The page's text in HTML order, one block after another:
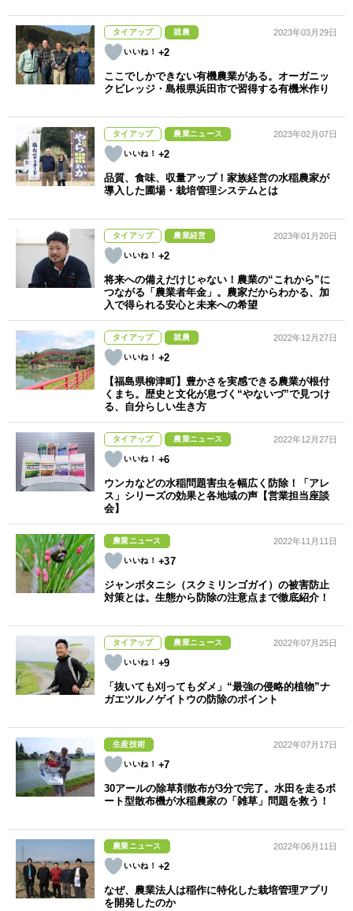
タイアップ 就農
+2
2023年03月29日
ここでしかできない有機農業がある。オーガニッ
クビレッジ・島根県浜田市で習得する有機米作り
タイアップ 農業ニュース
+2
2023年02月07日
品質、食味、収量アップ！家族経営の水稲農家が
導入した圃場・栽培管理システムとは
タイアップ 農業経営
+2
2023年01月20日
将来への備えだけじゃない！農業の“これから”に
つながる「農業者年金」。農家だからわかる、加
入で得られる安心と未来への希望
タイアップ 就農
+2
2022年12月27日
【福島県柳津町】豊かさを実感できる農業が根付
くまち。歴史と文化が息づく“やないづ”で見つけ
る、自分らしい生き方
タイアップ 農業ニュース
+6
2022年12月27日
ウンカなどの水稲問題害虫を幅広く防除！「アレ
ス」シリーズの効果と各地域の声【営業担当座談
会】
農業ニュース
+37
2022年11月11日
ジャンボタニシ（スクミリンゴガイ）の被害防止
対策とは。生態から防除の注意点まで徹底紹介！
タイアップ 農業ニュース
+9
2022年07月25日
「抜いても刈ってもダメ」“最強の侵略的植物”ナ
ガエツルノゲイトウの防除のポイント
生産技術
+7
2022年07月17日
30アールの除草剤散布が3分で完了。水田を走るボ
ート型散布機が水稲農家の「雑草」問題を救う！
農業ニュース
+2
2022年06月11日
なぜ、農業法人は稲作に特化した栽培管理アプリ
を開発したのか